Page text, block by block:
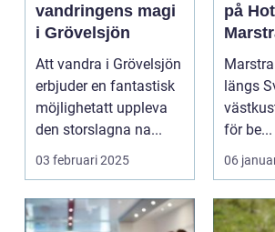
vandringens magi
i Grövelsjön
Att vandra i Grövelsjön
erbjuder en fantastisk
möjlighetatt uppleva
den storslagna na...
03 februari 2025
på
längs
för be...
06